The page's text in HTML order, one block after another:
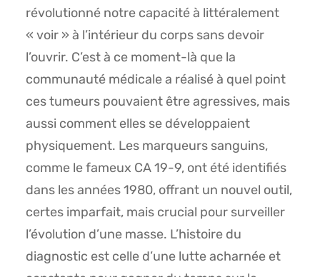
révolutionné notre capacité à littéralement
« voir » à l’intérieur du corps sans devoir
l’ouvrir. C’est à ce moment-là que la
communauté médicale a réalisé à quel point
ces tumeurs pouvaient être agressives, mais
aussi comment elles se développaient
physiquement. Les marqueurs sanguins,
comme le fameux CA 19-9, ont été identifiés
dans les années 1980, offrant un nouvel outil,
certes imparfait, mais crucial pour surveiller
l’évolution d’une masse. L’histoire du
diagnostic est celle d’une lutte acharnée et